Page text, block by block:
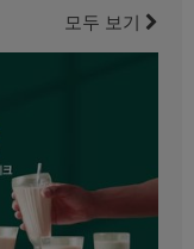
모두 보기